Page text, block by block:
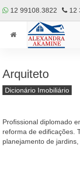
12 99108.3822 12
Arquiteto
Dicionário Imobiliário
Profissional diplomado
reforma de edificações.
planejamento de